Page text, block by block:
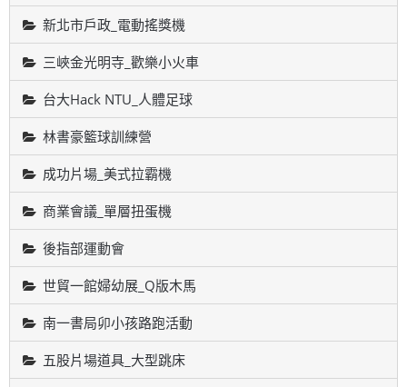
新北市戶政_電動搖獎機
三峽金光明寺_歡樂小火車
台大Hack NTU_人體足球
林書豪籃球訓練營
成功片場_美式拉霸機
商業會議_單層扭蛋機
後指部運動會
世貿一館婦幼展_Q版木馬
南一書局卯小孩路跑活動
五股片場道具_大型跳床